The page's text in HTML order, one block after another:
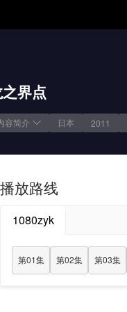
界点
容简介 日本 2011
播放路线
1080zyk
第01集 第02集 第03集